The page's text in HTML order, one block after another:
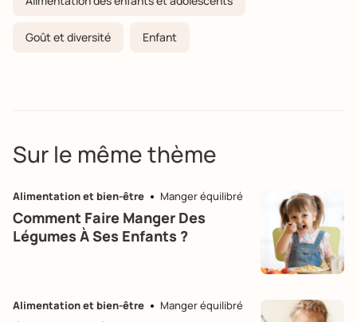
Goût et diversité Enfant
Sur le même thème
Alimentation et bien-être Manger équilibré
Comment Faire Manger Des
Légumes À Ses Enfants ?
Alimentation et bien-être Manger équilibré